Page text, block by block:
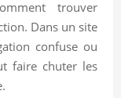
trouver
Dans un site
confuse ou
faire chuter les